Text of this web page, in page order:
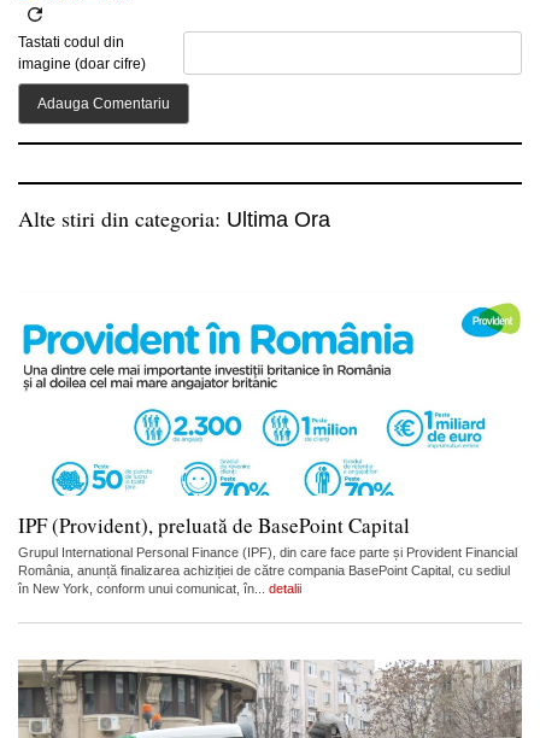
Tastati codul din
imagine (doar cifre)
Alte stiri din categoria: Ultima Ora
IPF (Provident), preluată de BasePoint Capital
Grupul International Personal Finance (IPF), din care face parte și Provident Financial
România, anunță finalizarea achiziției de către compania BasePoint Capital, cu sediul
în New York, conform unui comunicat, în... detalii